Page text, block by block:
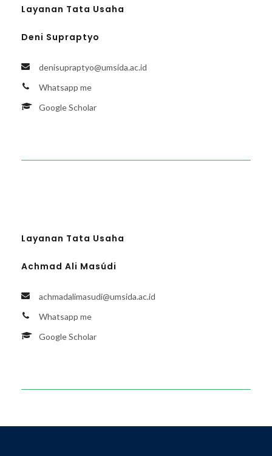
Layanan Tata Usaha
Deni Supraptyo
denisupraptyo@umsida.ac.id
Whatsapp me
Google Scholar
Layanan Tata Usaha
Achmad Ali Masúdi
achmadalimasudi@umsida.ac.id
Whatsapp me
Google Scholar